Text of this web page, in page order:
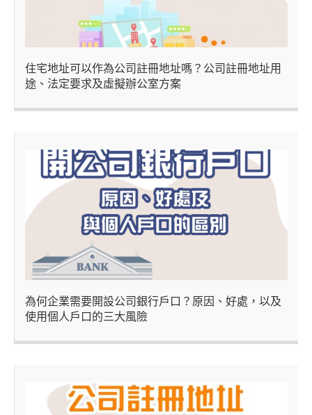
住宅地址可以作為公司註冊地址嗎？公司註冊地址用
途、法定要求及虛擬辦公室方案
為何企業需要開設公司銀行戶口？原因、好處，以及
使用個人戶口的三大風險